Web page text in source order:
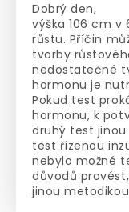
Dobrý den,
výška 106 cm
růstu. Příčin
tvorby
nedostatečné
hormonu je
Pokud test
hormonu, k
druhý test
test řízenou
nebylo možné
důvodů
jinou